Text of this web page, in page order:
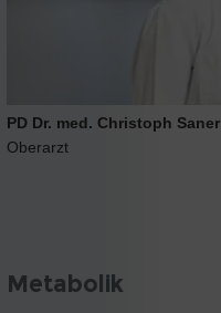
PD Dr. med. Christoph Saner
Oberarzt
Metabolik